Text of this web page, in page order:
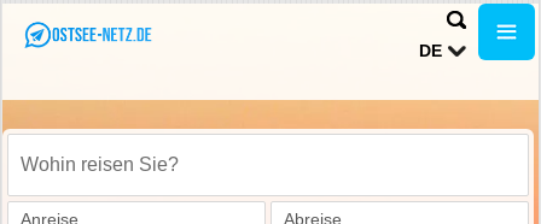
DE
Wohin reisen Sie?
Anreise Abreise